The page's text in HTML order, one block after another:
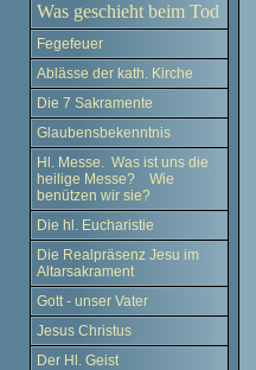
Was geschieht beim Tod
Fegefeuer
Ablässe der kath. Kirche
Die 7 Sakramente
Glaubensbekenntnis
Hl. Messe. Was ist uns die
heilige Messe? Wie
benützen wir sie?
Die hl. Eucharistie
Die Realpräsenz Jesu im
Altarsakrament
Gott - unser Vater
Jesus Christus
Der Hl. Geist